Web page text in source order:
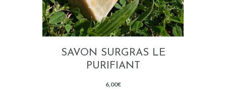
SAVON SURGRAS LE
PURIFIANT
6,00€